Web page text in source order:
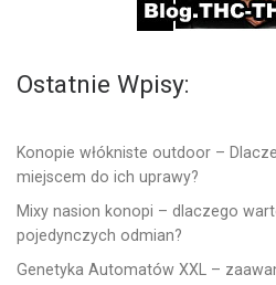
Ostatnie Wpisy:
Konopie włókniste outdoor –
miejscem do ich uprawy?
Mixy nasion konopi – dlaczego
pojedynczych odmian?
Genetyka Automatów XXL –